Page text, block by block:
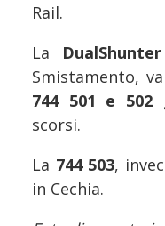
Rail.
La
Smistamento,
744 501 e 502
scorsi.
La 744 503,
in Cechia.